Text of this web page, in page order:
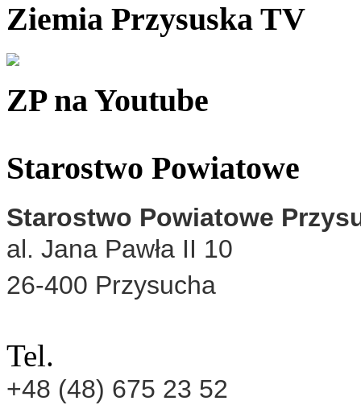
Ziemia Przysuska TV
ZP na Youtube
Starostwo Powiatowe
Starostwo Powiatowe
al. Jana Pawła II 10
26-400 Przysucha
Tel.
+48 (48) 675 23 52